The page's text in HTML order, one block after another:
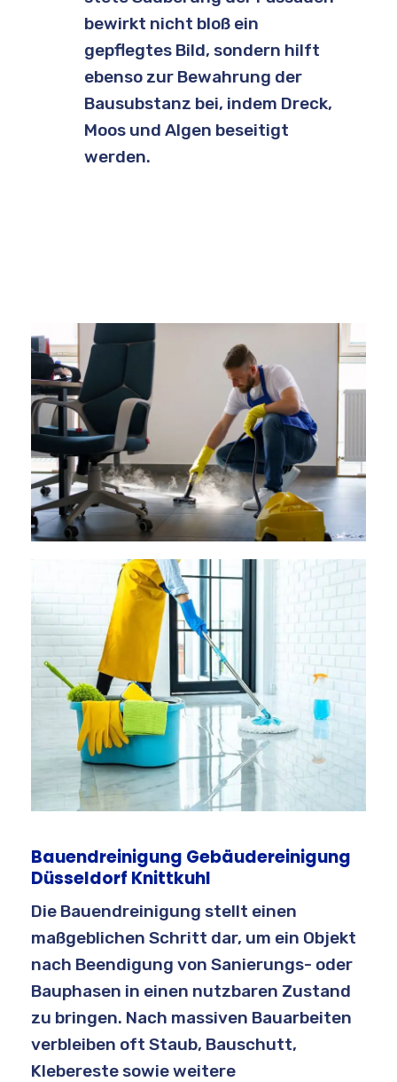
bewirkt nicht bloß ein
gepflegtes Bild, sondern hilft
ebenso zur Bewahrung der
Bausubstanz bei, indem Dreck,
Moos und Algen beseitigt
werden.
Bauendreinigung Gebäudereinigung
Düsseldorf Knittkuhl
Die Bauendreinigung stellt einen
maßgeblichen Schritt dar, um ein Objekt
nach Beendigung von Sanierungs- oder
Bauphasen in einen nutzbaren Zustand
zu bringen. Nach massiven Bauarbeiten
verbleiben oft Staub, Bauschutt,
Klebereste sowie weitere